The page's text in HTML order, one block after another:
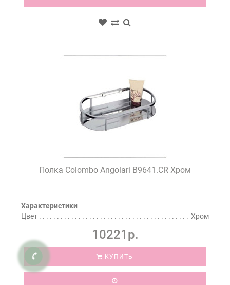
Полка Colombo Angolari B9641.CR Хром
Характеристики
Цвет
Хром
10221р.
КУПИТЬ